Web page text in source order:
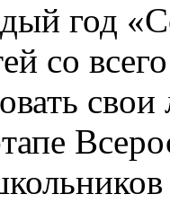
год
со